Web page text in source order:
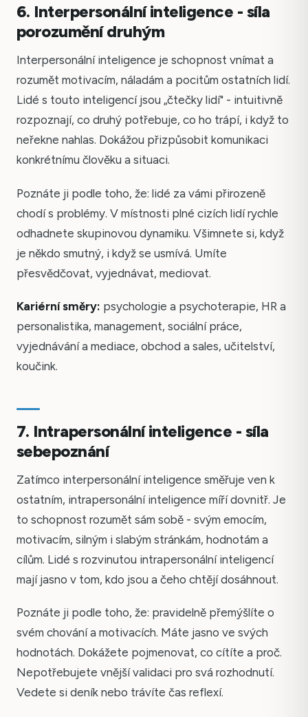
6. Interpersonální inteligence - síla
porozumění druhým
Interpersonální inteligence je schopnost vnímat a
rozumět motivacím, náladám a pocitům ostatních lidí.
Lidé s touto inteligencí jsou „čtečky lidí" - intuitivně
rozpoznají, co druhý potřebuje, co ho trápí, i když to
neřekne nahlas. Dokážou přizpůsobit komunikaci
konkrétnímu člověku a situaci.
Poznáte ji podle toho, že: lidé za vámi přirozeně
chodí s problémy. V místnosti plné cizích lidí rychle
odhadnete skupinovou dynamiku. Všimnete si, když
je někdo smutný, i když se usmívá. Umíte
přesvědčovat, vyjednávat, mediovat.
Kariérní směry: psychologie a psychoterapie, HR a
personalistika, management, sociální práce,
vyjednávání a mediace, obchod a sales, učitelství,
koučink.
7. Intrapersonální inteligence - síla
sebepoznání
Zatímco interpersonální inteligence směřuje ven k
ostatním, intrapersonální inteligence míří dovnitř. Je
to schopnost rozumět sám sobě - svým emocím,
motivacím, silným i slabým stránkám, hodnotám a
cílům. Lidé s rozvinutou intrapersonální inteligencí
mají jasno v tom, kdo jsou a čeho chtějí dosáhnout.
Poznáte ji podle toho, že: pravidelně přemýšlíte o
svém chování a motivacích. Máte jasno ve svých
hodnotách. Dokážete pojmenovat, co cítíte a proč.
Nepotřebujete vnější validaci pro svá rozhodnutí.
Vedete si deník nebo trávíte čas reflexí.